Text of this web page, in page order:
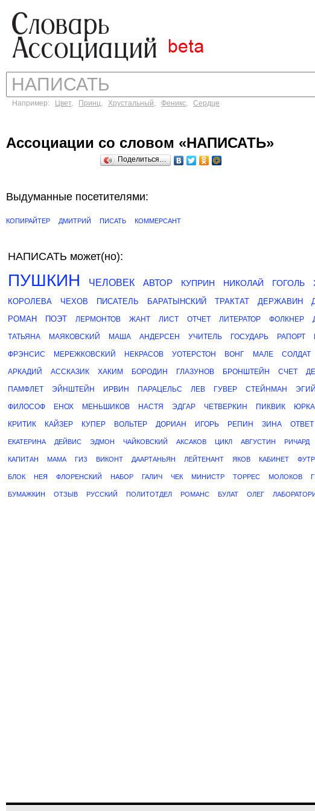
Например: Цвет, Принц, Хрустальный, Феникс, Сердце
Ассоциации со словом «НАПИСАТЬ»
Поделиться…
Выдуманные посетителями:
КОПИРАЙТЕР ДМИТРИЙ ПИСАТЬ КОММЕРСАНТ
НАПИСАТЬ может(но):
ПУШКИН ЧЕЛОВЕК АВТОР КУПРИН НИКОЛАЙ ГОГОЛЬ
КОРОЛЕВА
ЧЕХОВ ПИСАТЕЛЬ БАРАТЫНСКИЙ ТРАКТАТ ДЕРЖАВИН
РОМАН
ПОЭТ ЛЕРМОНТОВ ЖАНТ ЛИСТ ОТЧЕТ ЛИТЕРАТОР ФОЛКНЕР
ТАТЬЯНА МАЯКОВСКИЙ МАША АНДЕРСЕН УЧИТЕЛЬ ГОСУДАРЬ РАПОРТ
ФРЭНСИС МЕРЕЖКОВСКИЙ НЕКРАСОВ УОТЕРСТОН ВОНГ МАЛЕ СОЛДАТ
АРКАДИЙ АССКАЗИК ХАКИМ БОРОДИН ГЛАЗУНОВ БРОНШТЕЙН СЧЕТ
ПАМФЛЕТ ЭЙНШТЕЙН ИРВИН ПАРАЦЕЛЬС ЛЕВ ГУВЕР СТЕЙНМАН
ФИЛОСОФ ЕНОХ МЕНЬШИКОВ НАСТЯ ЭДГАР ЧЕТВЕРКИН ПИКВИК ЮРКА
КРИТИК КАЙЗЕР КУПЕР ВОЛЬТЕР ДОРИАН ИГОРЬ РЕПИН ЗИНА ОТВЕТ
ЕКАТЕРИНА ДЕЙВИС ЭДМОН ЧАЙКОВСКИЙ АКСАКОВ ЦИКЛ АВГУСТИН РИЧАРД
КАПИТАН МАМА ГИЗ ВИКОНТ ДААРТАНЬЯН ЛЕЙТЕНАНТ ЯКОВ КАБИНЕТ
БЛОК НЕЯ ФЛОРЕНСКИЙ НАБОР ГАЛИЧ ЧЕК МИНИСТР ТОРРЕС МОЛОКОВ
БУМАЖКИН ОТЗЫВ РУССКИЙ ПОЛИТОТДЕЛ РОМАНС БУЛАТ ОЛЕГ